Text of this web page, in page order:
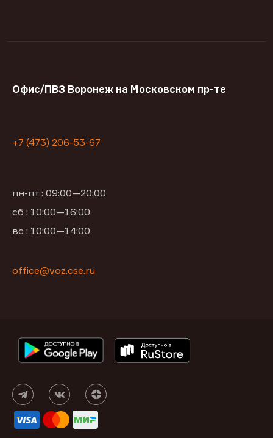
Офис/ПВЗ Воронеж на Московском пр-те
+7 (473) 206-53-67
пн-пт : 09:00—20:00
сб : 10:00—16:00
вс : 10:00—14:00
office@voz.cse.ru